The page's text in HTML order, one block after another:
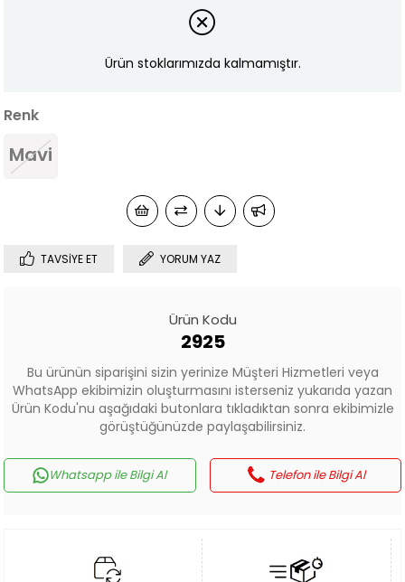
Ürün stoklarımızda kalmamıştır.
Renk
Mavi
TAVSIYE ET YORUM YAZ
Ürün Kodu
2925
Bu ürünün siparişini sizin yerinize Müşteri Hizmetleri veya
WhatsApp ekibimizin oluşturmasını isterseniz yukarıda yazan
Ürün Kodu'nu aşağıdaki butonlara tıkladıktan sonra ekibimizle
görüştüğünüzde paylaşabilirsiniz.
Whatsapp ile Bilgi Al Telefon ile Bilgi Al